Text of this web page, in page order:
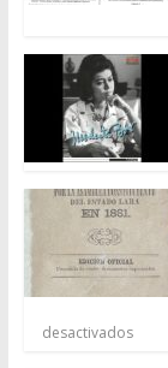
desactivados